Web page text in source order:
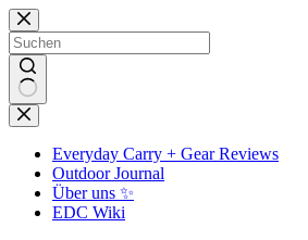
Zum
Inhalt
springen
Keine
Ergebnisse
Everyday Carry + Gear Reviews
Outdoor Journal
Über uns ✨
EDC Wiki